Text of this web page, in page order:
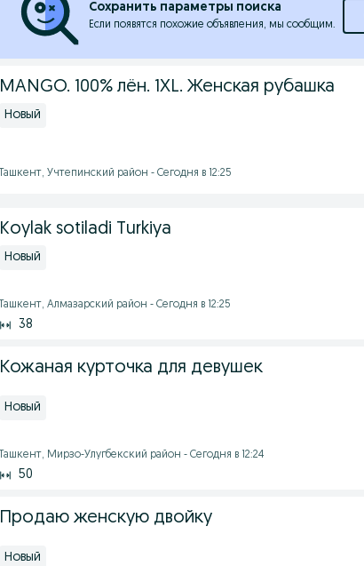
Сохранить параметры поиска
Если появятся похожие объявления, мы сообщим.
MANGO. 100% лён. 1XL. Женская рубашка
Новый
Ташкент, Учтепинский район - Сегодня в 12:25
Koylak sotiladi Turkiya
Новый
Ташкент, Алмазарский район - Сегодня в 12:25
38
Кожаная курточка для девушек
Новый
Ташкент, Мирзо-Улугбекский район - Сегодня в 12:24
50
Продаю женскую двойку
Новый